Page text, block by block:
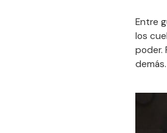
Entre
los
poder.
demás.